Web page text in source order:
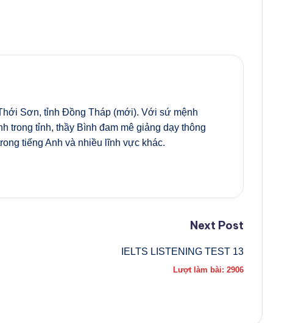
Sơn, tỉnh Đồng Tháp (mới). Với sứ mệnh
trong tỉnh, thầy Bình đam mê giảng dạy thông
tiếng Anh và nhiều lĩnh vực khác.
Next Post
IELTS LISTENING TEST 13
Lượt làm bài: 2906